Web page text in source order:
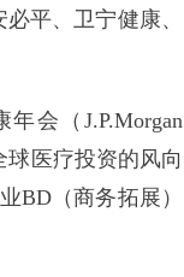
平、卫宁健康、
会（J.P.Morgan
球医疗投资的风向
BD（商务拓展）